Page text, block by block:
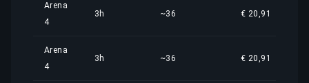
Arena
4
3h ~36 € 20,91
Arena
4
3h ~36 € 20,91